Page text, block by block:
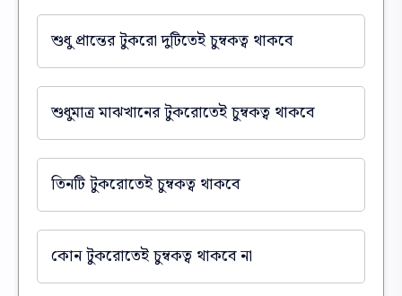
শুধু প্রান্তের টুকরো দুটিতেই চুম্বকত্ব থাকবে
শুধুমাত্র মাঝখানের টুকরোতেই চুম্বকত্ব থাকবে
তিনটি টুকরোতেই চুম্বকত্ব থাকবে
কোন টুকরোতেই চুম্বকত্ব থাকবে না